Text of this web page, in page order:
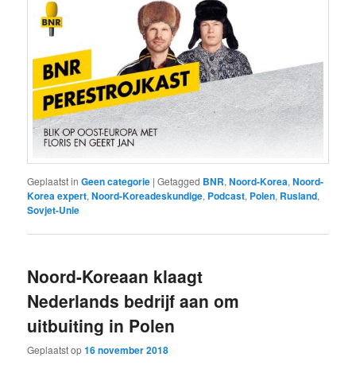
Geplaatst in Geen categorie |Getagged BNR,Noord-Korea,Noord-
Korea expert,Noord-Koreadeskundige, Podcast, Polen, Rusland,
Sovjet-Unie
Noord-Koreaan klaagt
Nederlands bedrijf aan om
uitbuiting in Polen
Geplaatst op16 november 2018